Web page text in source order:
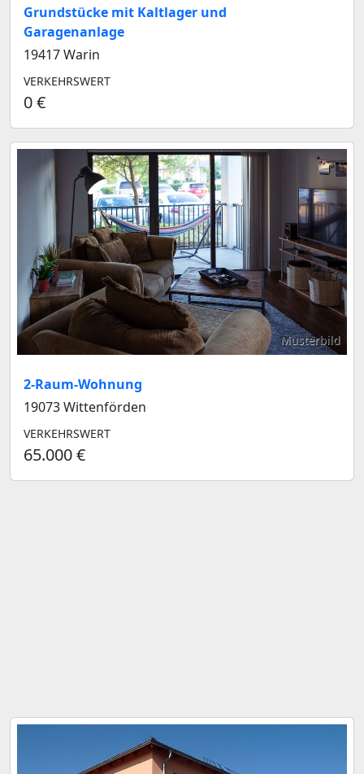
Grundstücke mit Kaltlager und
Garagenanlage
19417 Warin
VERKEHRSWERT
0 €
Musterbild
2-Raum-Wohnung
19073 Wittenförden
VERKEHRSWERT
65.000 €